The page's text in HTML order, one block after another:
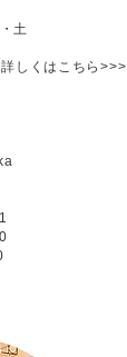
土
詳しくはこちら>>>